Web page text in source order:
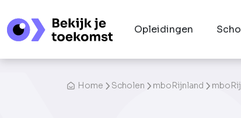
Opleidingen
Home Scholen mboRijnland